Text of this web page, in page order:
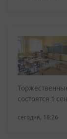
состоятся 1
сегодня, 18:26